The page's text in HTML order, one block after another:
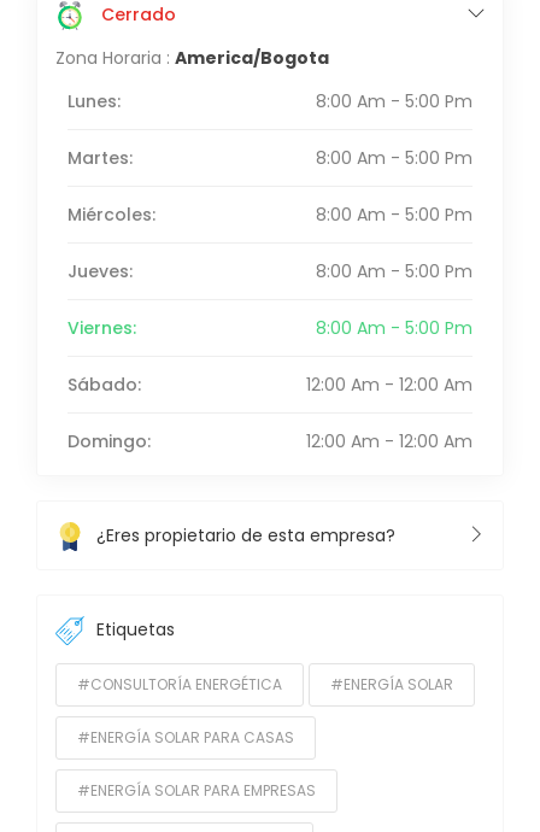
Cerrado
Zona Horaria : America/Bogota
Lunes:
8:00 Am - 5:00 Pm
Martes: 8:00 Am - 5:00 Pm
Miércoles: 8:00 Am - 5:00 Pm
Jueves: 8:00 Am - 5:00 Pm
Viernes: 8:00 Am - 5:00 Pm
Sábado: 12:00 Am - 12:00 Am
Domingo: 12:00 Am - 12:00 Am
¿Eres propietario de esta empresa?
Etiquetas
#CONSULTORÍA ENERGÉTICA #ENERGÍA SOLAR
#ENERGÍA SOLAR PARA CASAS
#ENERGÍA SOLAR PARA EMPRESAS